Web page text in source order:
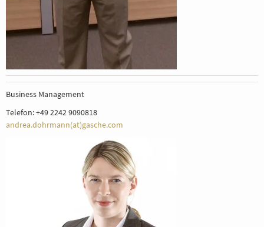
Business Management
Telefon: +49 2242 9090818
andrea.dohrmann(at)gasche.com